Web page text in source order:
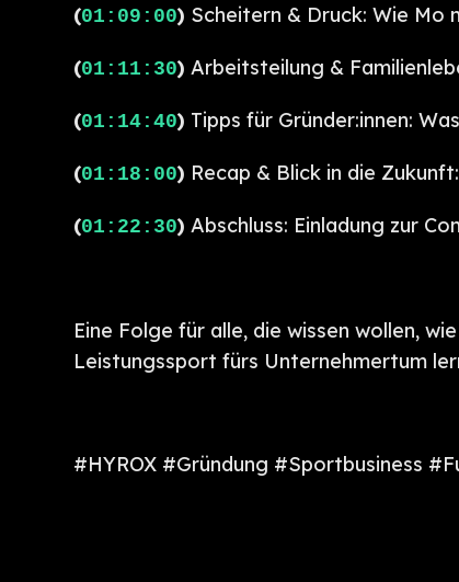
(01:09:00) Scheitern & Druck: Wie Mo
(01:11:30) Arbeitsteilung &
(01:14:40) Tipps für Gründer:innen:
(01:18:00) Recap & Blick in die
(01:22:30) Abschluss: Einladung zur
Eine Folge für alle, die wissen wollen,
Leistungssport fürs Unternehmertum
#HYROX #Gründung #Sportbusiness